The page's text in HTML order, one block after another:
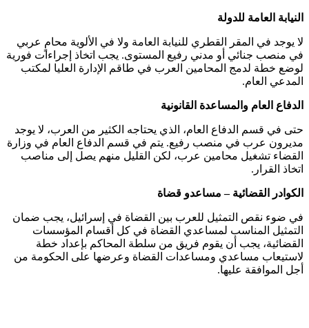
النيابة العامة للدولة
لا يوجد في المقر القطري للنيابة العامة ولا في الألوية محامٍ عربي
في منصب جنائي أو مدني رفيع المستوى. يجب اتخاذ إجراءات فورية
لوضع خطة لدمج المحامين العرب في طاقم الإدارة العليا لمكتب
المدعي العام.
الدفاع العام والمساعدة القانونية
حتى في قسم الدفاع العام، الذي يحتاجه الكثير من العرب، لا يوجد
مديرون عرب في منصب رفيع. يتم في قسم الدفاع العام في وزارة
القضاء تشغيل محامين عرب، لكن القليل منهم يصل إلى مناصب
اتخاذ القرار.
الكوادر القضائية– مساعدو قضاة
في ضوء نقص التمثيل للعرب بين القضاة في إسرائيل، يجب ضمان
التمثيل المناسب لمساعدي القضاة في كل أقسام المؤسسات
القضائية، يجب أن يقوم فريق من سلطة المحاكم بإعداد خطة
لاستيعاب مساعدي ومساعدات القضاة وعرضها على الحكومة من
أجل الموافقة عليها.